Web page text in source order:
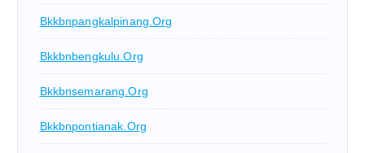
Bkkbnpangkalpinang.org
Bkkbnbengkulu.org
Bkkbnsemarang.org
Bkkbnpontianak.org